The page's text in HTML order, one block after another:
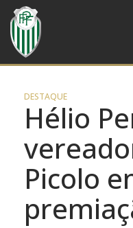
DESTAQUE
Hélio
Picolo